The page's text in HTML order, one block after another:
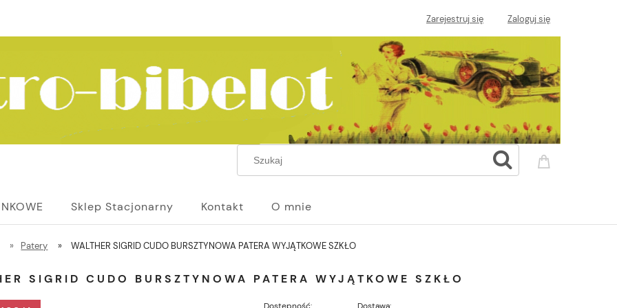
Zarejestruj się Zaloguj się
Sklep Stacjonarny Kontakt O mnie
» Patery » WALTHER SIGRID CUDO BURSZTYNOWA PATERA WYJĄTKOWE SZKŁO
SIGRID CUDO BURSZTYNOWA PATERA WYJĄTKOWE SZKŁO